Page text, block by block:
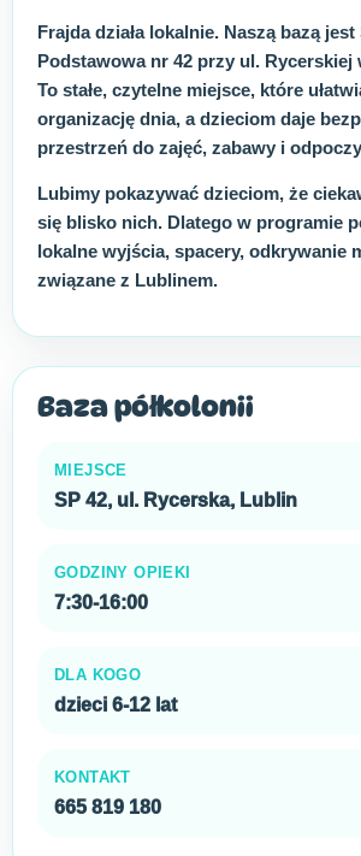
Frajda działa lokalnie. Naszą bazą jest
Podstawowa nr 42 przy ul. Rycerskiej
To stałe, czytelne miejsce, które
organizację dnia, a dzieciom daje
przestrzeń do zajęć, zabawy i
Lubimy pokazywać dzieciom, że
się blisko nich. Dlatego w programie
lokalne wyjścia, spacery, odkrywanie
związane z Lublinem.
Baza półkolonii
MIEJSCE
SP 42, ul. Rycerska, Lublin
GODZINY OPIEKI
7:30-16:00
DLA KOGO
dzieci 6-12 lat
KONTAKT
665 819 180